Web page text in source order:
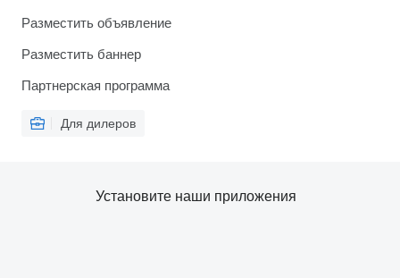
Разместить объявление
Разместить баннер
Партнерская программа
Для дилеров
Установите наши приложения